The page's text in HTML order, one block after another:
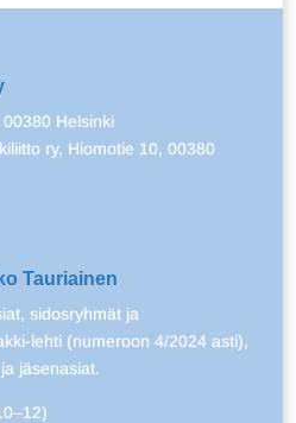
Helsinki
ry, Hiomotie 10, 00380
Tauriainen
sidosryhmät ja
lehti (numeroon 4/2024 asti),
jäsenasiat.